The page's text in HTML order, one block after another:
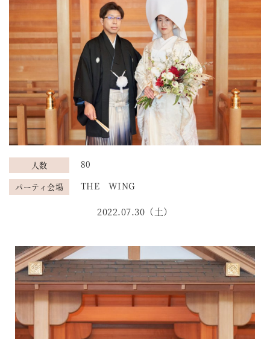
人数 80
パーティ会場 THE WING
2022.07.30（土）